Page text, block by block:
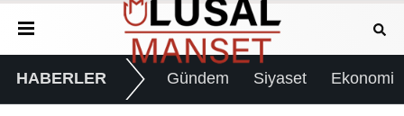
HABERLER Gündem Siyaset Ekonomi